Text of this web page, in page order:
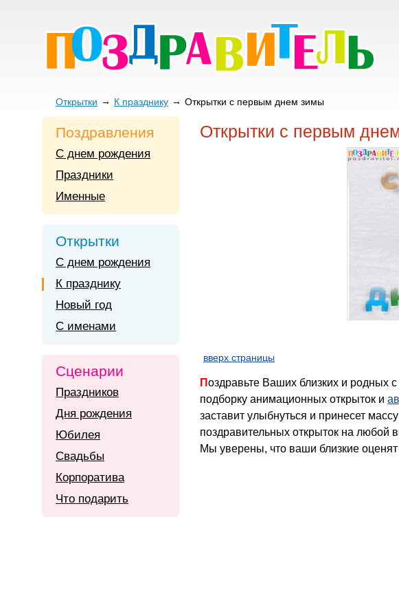
Открытки К празднику Открытки с первым днем зимы
Открытки с первым
вверх страницы
Поздравьте Ваших близких и родных с долгожданным первым днем зимы. У нас вы найдете лучшую
подборку анимационных открыток и
заставит улыбнуться и принесет
поздравительных открыток на любой
Мы уверены, что ваши близкие оценят
Поздравления
С днем рождения
Праздники
Именные
Открытки
С днем рождения
К празднику
Новый год
С именами
Сценарии
Праздников
Дня рождения
Юбилея
Свадьбы
Корпоратива
Что подарить